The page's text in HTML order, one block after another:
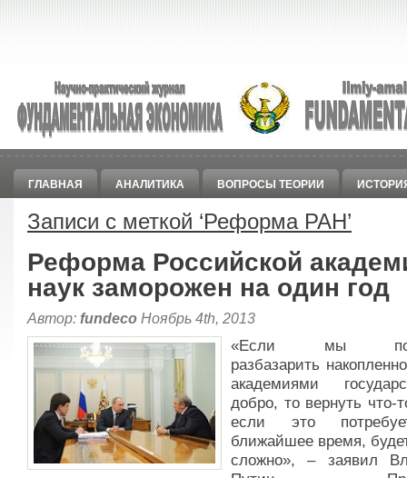
ГЛАВНАЯ АНАЛИТИКА ВОПРОСЫ ТЕОРИИ
Записи с меткой ‘Реформа РАН’
Реформа Российской
наук заморожен на один год
Автор: fundeco Ноябрь 4th, 2013
«Если мы
разбазарить
академиями
добро, то вернуть что-
если это
ближайшее время,
сложно», – заявил